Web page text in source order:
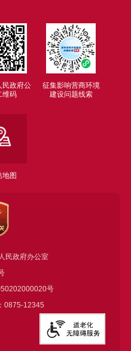
民政府公
维码
征集影响营商环境
建设问题线索
地图
民政府办公室
号
0875-12345